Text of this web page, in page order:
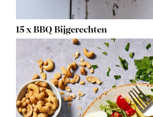
15 x BBQ Bijgerechten